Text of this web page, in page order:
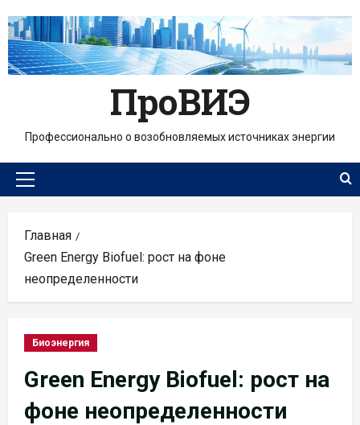
содержимому
ПроВИЭ
Профессионально о возобновляемых источниках энергии
Основное
Главная
Green Energy Biofuel: рост на фоне
неопределенности
Биоэнергия
Green Energy Biofuel: рост на
фоне неопределенности